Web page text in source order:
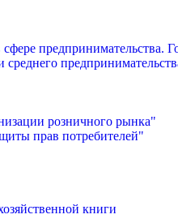
предпринимательства.
розничного рынка"
прав потребителей"
книги